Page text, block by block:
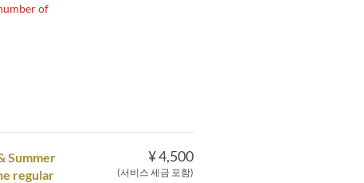
of
¥ 4,500
(서비스 세금 포함)
Summer
regular